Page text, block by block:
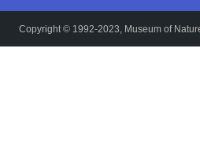
Copyright © 1992-2023, Museum of